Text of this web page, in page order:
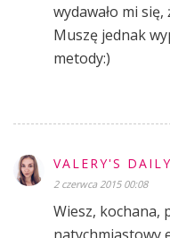
wydawało mi
Muszę jednak
metody:)
VALERY'S
2 czerwca 2015 00:08
Wiesz, kochana,